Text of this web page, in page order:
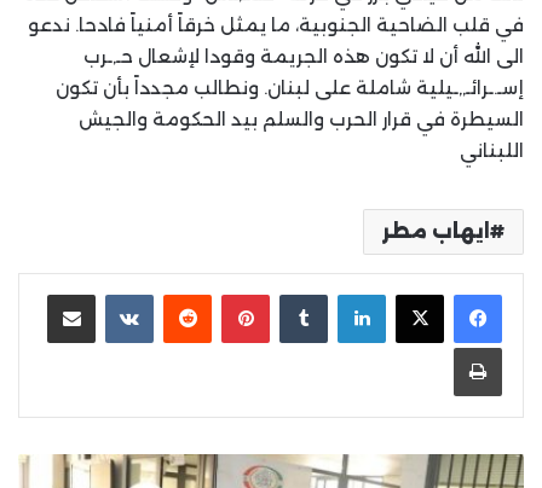
في قلب الضاحية الجنوبية، ما يمثل خرقاً أمنياً فادحا. ندعو
الى الله أن لا تكون هذه الجريمة وقودا لإشعال حـ,ـرب
إسـ.ـرائـ,,ـيلية شاملة على لبنان. ونطالب مجدداً بأن تكون
السيطرة في قرار الحرب والسلم بيد الحكومة والجيش
اللبناني
ايهاب مطر
لينكدإن بينتيريست مشاركة عبر البريد
طباعة